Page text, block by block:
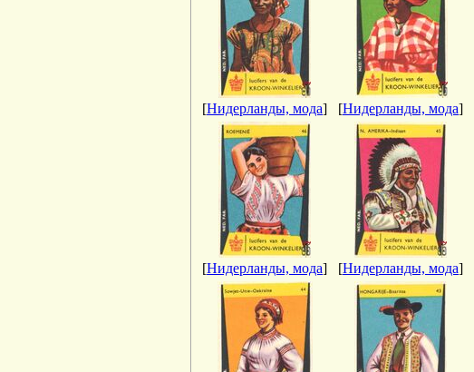
[Нидерланды, мода] [Нидерланды, мода]
[Нидерланды, мода] [Нидерланды, мода]